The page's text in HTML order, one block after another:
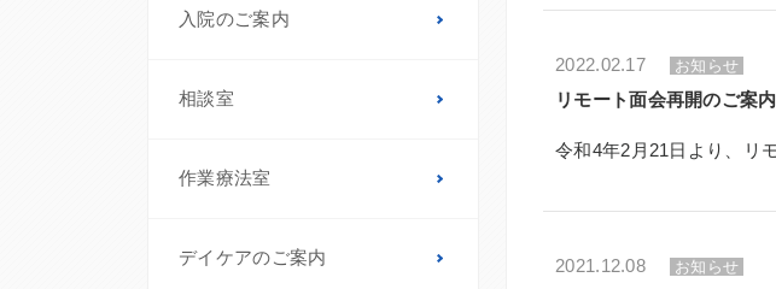
2022.02.17 お知らせ
リモート面会再開のご案内
2021.12.08 お知らせ
入院のご案内
相談室
作業療法室
デイケアのご案内